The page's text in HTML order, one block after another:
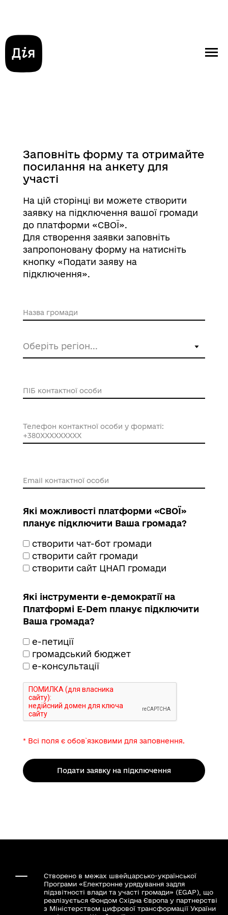
Заповніть форму та отримайте
посилання на анкету для
участі
На цій сторінці ви можете створити
заявку на підключення вашої громади
до платформи «СВОЇ».
Для створення заявки заповніть
запропоновану форму на натисніть
кнопку «Подати заяву на
підключення».
Назва громади
ПІБ контактної особи
чат-бота.
Телефон контактної особи у форматі:
+380XXXXXXXXX
Email контактної особи
Які можливості платформи «СВОЇ»
планує підключити Ваша громада?
створити чат-бот громади
створити сайт громади
створити сайт ЦНАП громади
Які інструменти е-демократії на
Платформі E-Dem планує підключити
Ваша громада?
е-петиції
громадський бюджет
е-консультації
* Всі поля є обов`язковими для заповнення.
Подати заявку на підключення
Створено в межах швейцарсько-української
Програми «Електронне урядування задля
підзвітності влади та участі громади» (EGAP), що
реалізується Фондом Східна Європа у партнерстві
з Міністерством цифрової трансформації України